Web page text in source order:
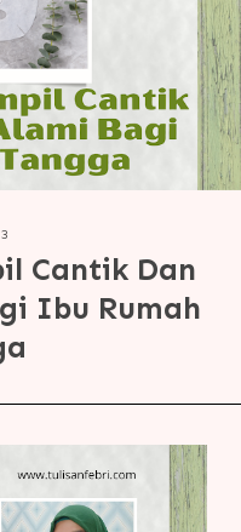
Cantik Dan
Ibu Rumah